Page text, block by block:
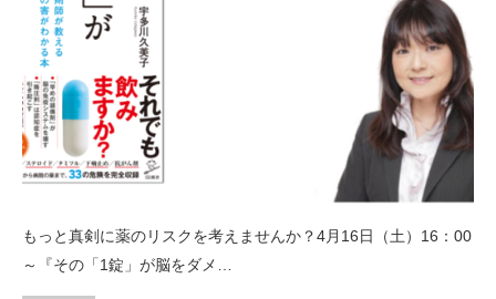
もっと真剣に薬のリスクを考えませんか？4月16日（土）16：00
～『その「1錠」が脳をダメ…